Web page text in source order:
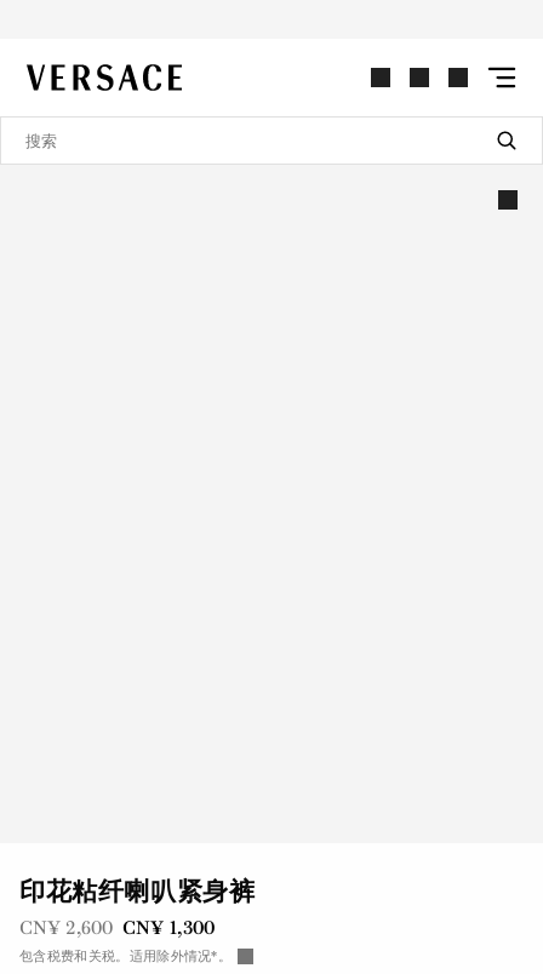
VERSACE | 主页
印花粘纤喇叭紧身裤
之前是
CN¥ 2,600现在是
CN¥ 1,300
包含税费和关税。适用除外情况*。